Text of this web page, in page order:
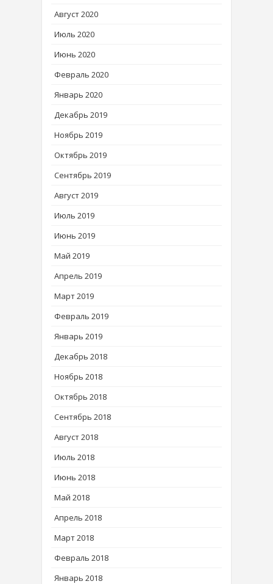
Август 2020
Июль 2020
Июнь 2020
Февраль 2020
Январь 2020
Декабрь 2019
Ноябрь 2019
Октябрь 2019
Сентябрь 2019
Август 2019
Июль 2019
Июнь 2019
Май 2019
Апрель 2019
Март 2019
Февраль 2019
Январь 2019
Декабрь 2018
Ноябрь 2018
Октябрь 2018
Сентябрь 2018
Август 2018
Июль 2018
Июнь 2018
Май 2018
Апрель 2018
Март 2018
Февраль 2018
Январь 2018